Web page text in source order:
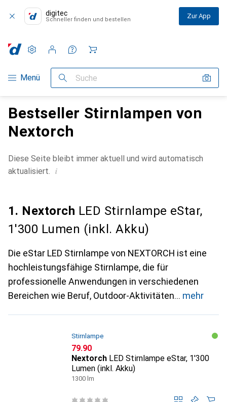
digitec
Schneller finden und bestellen Zur App
Navigation nach Kategorien
Menü Suche
Einstellungen
Kundenkonto
Vergleichslisten
Merklisten
Warenkorb
Bestseller Stirnlampen von
Nextorch
Diese Seite bleibt immer aktuell und wird automatisch
aktualisiert. i
1. Nextorch LED Stirnlampe eStar,
1'300 Lumen (inkl. Akku)
Die eStar LED Stirnlampe von NEXTORCH ist eine
hochleistungsfähige Stirnlampe, die für
professionelle Anwendungen in verschiedenen
Bereichen wie Beruf, Outdoor-Aktivitäten
mehr
Stirnlampe
CHF
79.90
Nextorch LED Stirnlampe eStar, 1'300
Lumen (inkl. Akku)
1300 lm